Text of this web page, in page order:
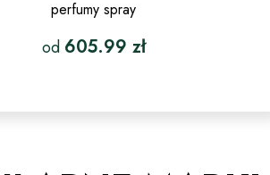
perfumy spray
od 605.99 zł
ma